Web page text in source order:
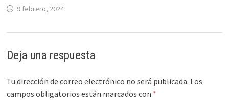
9 febrero, 2024
Deja una respuesta
Tu dirección de correo electrónico no será publicada. Los
campos obligatorios están marcados con *